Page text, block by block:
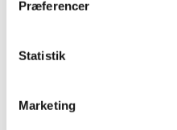
Præferencer
Statistik
Marketing
januar (2)
2017 (31)